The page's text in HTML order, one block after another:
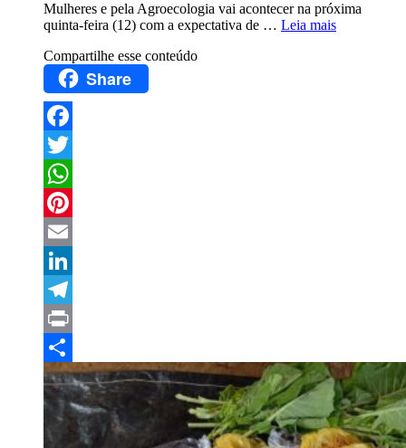
Mulheres e pela Agroecologia vai acontecer na próxima
quinta-feira (12) com a expectativa de … Leia mais
Compartilhe esse conteúdo
Share
Facebook
Twitter
WhatsApp
Pinterest
Email
LinkedIn
Telegram
Print
Compartilhar